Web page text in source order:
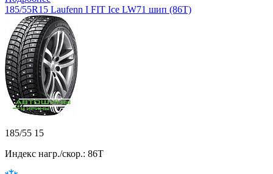
185/55R15 Laufenn I FIT Ice LW71 шип (86T)
185/55 15
Индекс нагр./скор.: 86T